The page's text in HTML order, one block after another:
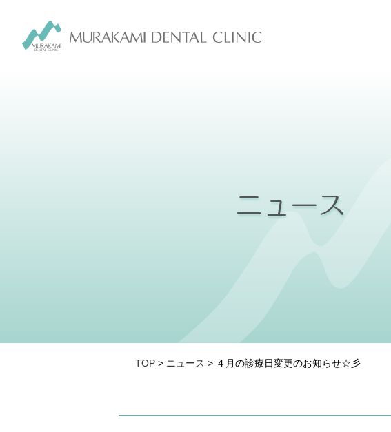
TOP > ニュース > ４月の診療日変更のお知らせ☆彡